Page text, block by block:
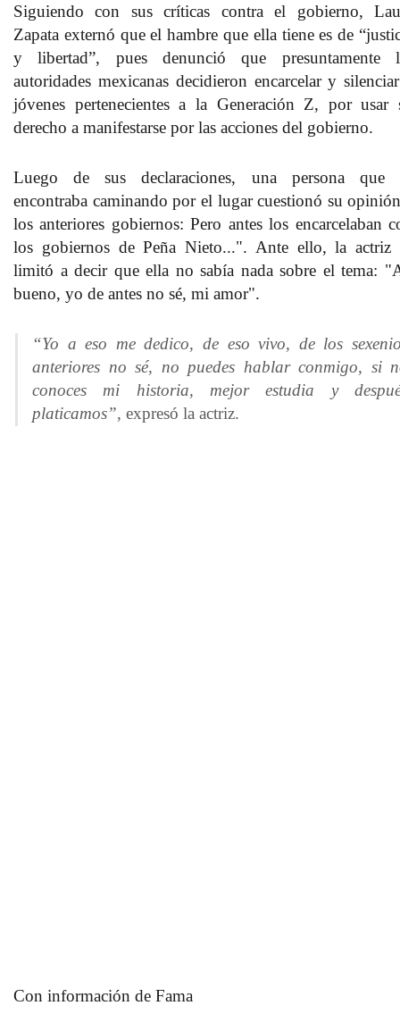
Siguiendo con sus críticas contra el gobierno,
Zapata externó que el hambre que ella tiene es de
y libertad”, pues denunció que presuntamente
autoridades mexicanas decidieron encarcelar y
jóvenes pertenecientes a la Generación Z, por usar
derecho a manifestarse por las acciones del gobierno.
Luego de sus declaraciones, una persona que
encontraba caminando por el lugar cuestionó su
los anteriores gobiernos: Pero antes los encarcelaban
los gobiernos de Peña Nieto...". Ante ello, la actriz
limitó a decir que ella no sabía nada sobre el tema:
bueno, yo de antes no sé, mi amor".
“Yo a eso me dedico, de eso vivo, de los
anteriores no sé, no puedes hablar conmigo, si
conoces mi historia, mejor estudia y
platicamos”, expresó la actriz.
Con información de Fama